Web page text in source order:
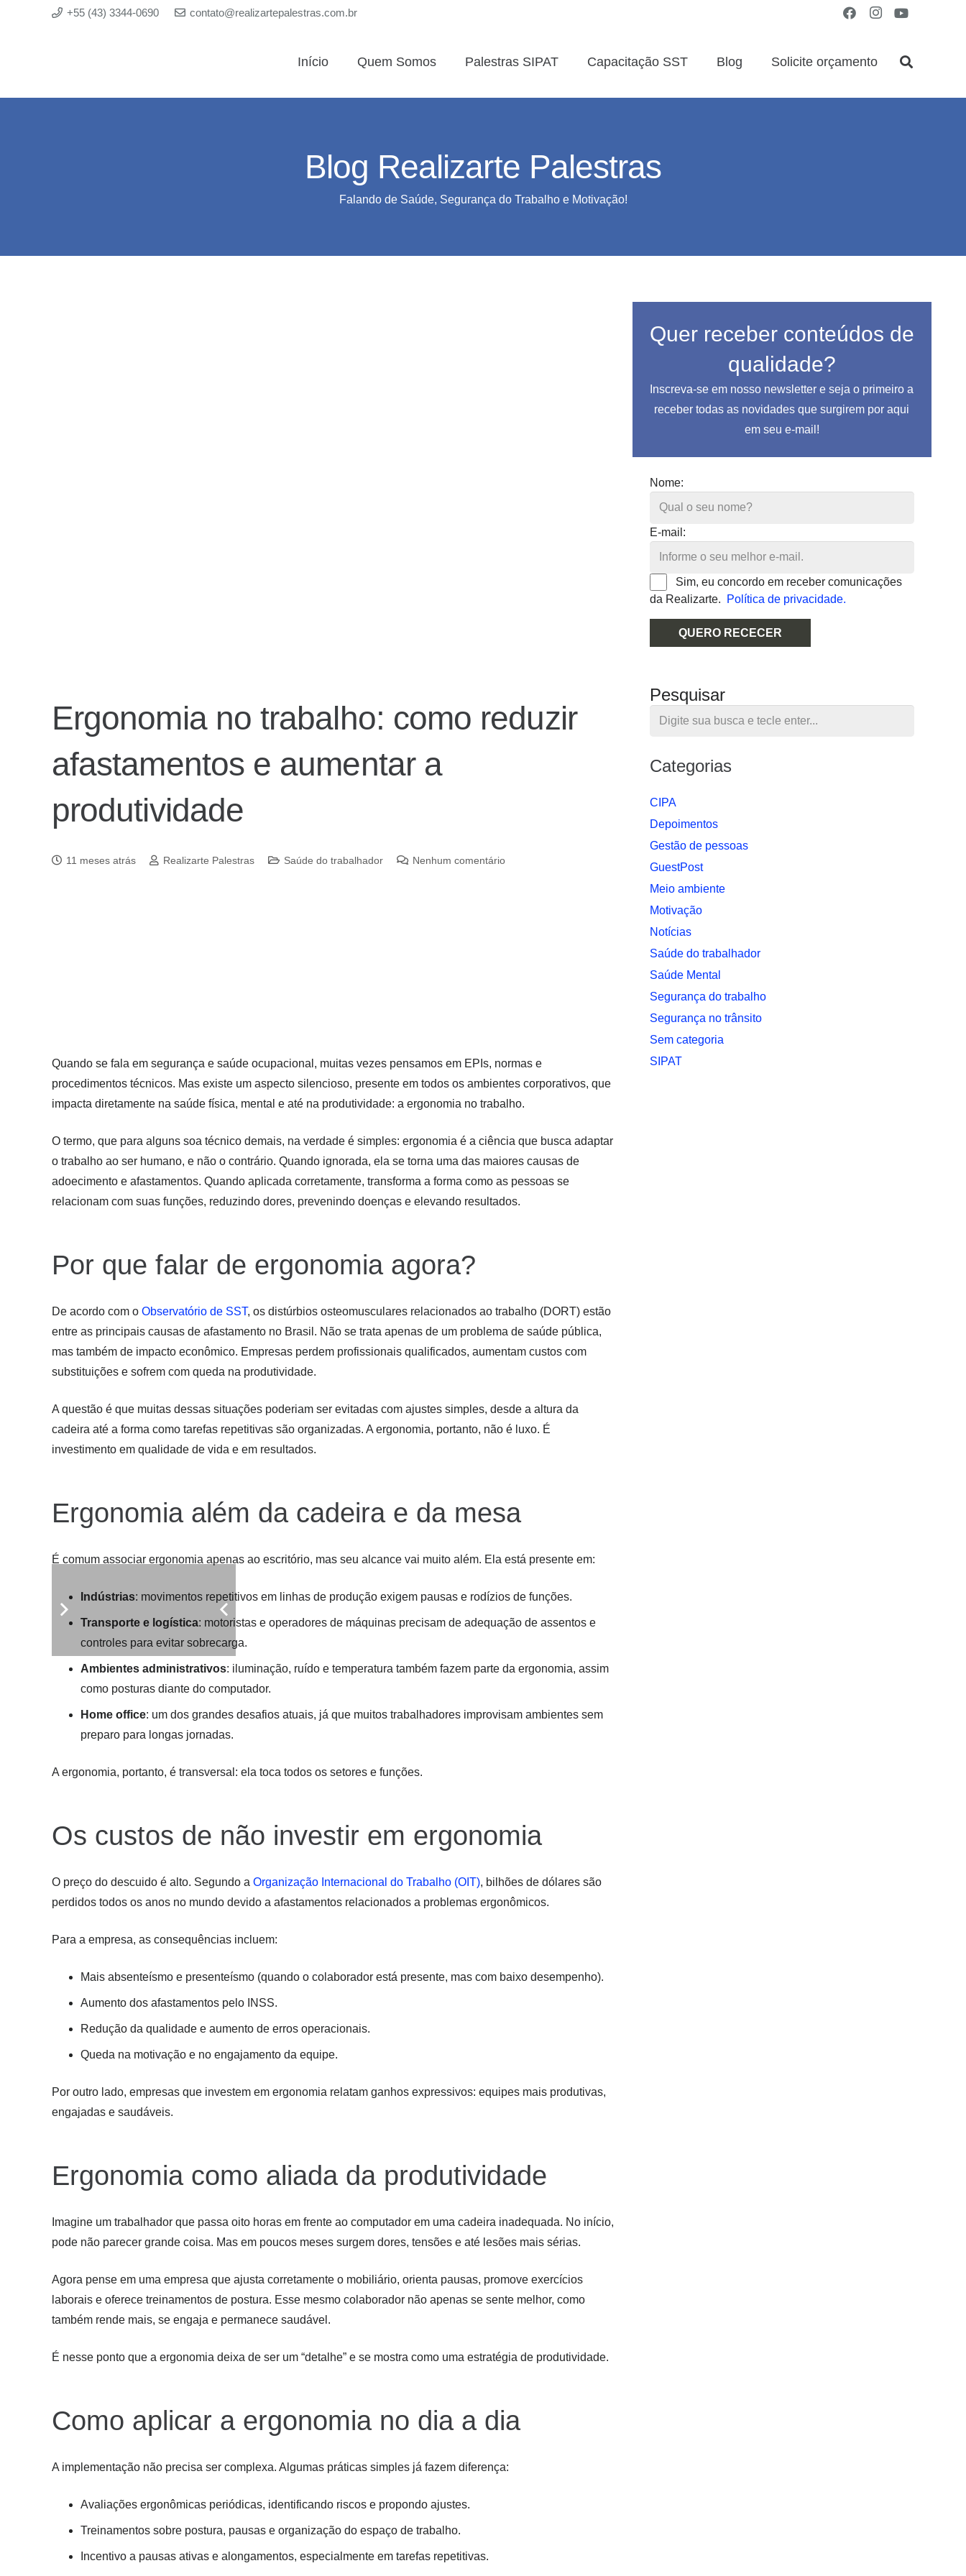
+55 (43) 3344-0690 contato@realizartepalestras.com.br
Início Quem Somos Palestras SIPAT Capacitação SST Blog Solicite orçamento
Blog Realizarte Palestras
Falando de Saúde, Segurança do Trabalho e Motivação!
Ergonomia no trabalho: como reduzir
afastamentos e aumentar a
produtividade
11 meses atrás Realizarte Palestras Saúde do trabalhador Nenhum comentário
Quando se fala em segurança e saúde ocupacional, muitas vezes pensamos em EPIs, normas e
procedimentos técnicos. Mas existe um aspecto silencioso, presente em todos os ambientes corporativos, que
impacta diretamente na saúde física, mental e até na produtividade: a ergonomia no trabalho.
O termo, que para alguns soa técnico demais, na verdade é simples: ergonomia é a ciência que busca adaptar
o trabalho ao ser humano, e não o contrário. Quando ignorada, ela se torna uma das maiores causas de
adoecimento e afastamentos. Quando aplicada corretamente, transforma a forma como as pessoas se
relacionam com suas funções, reduzindo dores, prevenindo doenças e elevando resultados.
Por que falar de ergonomia agora?
De acordo com o Observatório de SST, os distúrbios osteomusculares relacionados ao trabalho (DORT) estão
entre as principais causas de afastamento no Brasil. Não se trata apenas de um problema de saúde pública,
mas também de impacto econômico. Empresas perdem profissionais qualificados, aumentam custos com
substituições e sofrem com queda na produtividade.
A questão é que muitas dessas situações poderiam ser evitadas com ajustes simples, desde a altura da
cadeira até a forma como tarefas repetitivas são organizadas. A ergonomia, portanto, não é luxo. É
investimento em qualidade de vida e em resultados.
Ergonomia além da cadeira e da mesa
É comum associar ergonomia apenas ao escritório, mas seu alcance vai muito além. Ela está presente em:
Indústrias: movimentos repetitivos em linhas de produção exigem pausas e rodízios de funções.
Transporte e logística: motoristas e operadores de máquinas precisam de adequação de assentos e
controles para evitar sobrecarga.
Ambientes administrativos: iluminação, ruído e temperatura também fazem parte da ergonomia, assim
como posturas diante do computador.
Home office: um dos grandes desafios atuais, já que muitos trabalhadores improvisam ambientes sem
preparo para longas jornadas.
A ergonomia, portanto, é transversal: ela toca todos os setores e funções.
Os custos de não investir em ergonomia
O preço do descuido é alto. Segundo a Organização Internacional do Trabalho (OIT), bilhões de dólares são
perdidos todos os anos no mundo devido a afastamentos relacionados a problemas ergonômicos.
Para a empresa, as consequências incluem:
Mais absenteísmo e presenteísmo (quando o colaborador está presente, mas com baixo desempenho).
Aumento dos afastamentos pelo INSS.
Redução da qualidade e aumento de erros operacionais.
Queda na motivação e no engajamento da equipe.
Por outro lado, empresas que investem em ergonomia relatam ganhos expressivos: equipes mais produtivas,
engajadas e saudáveis.
Ergonomia como aliada da produtividade
Imagine um trabalhador que passa oito horas em frente ao computador em uma cadeira inadequada. No início,
pode não parecer grande coisa. Mas em poucos meses surgem dores, tensões e até lesões mais sérias.
Agora pense em uma empresa que ajusta corretamente o mobiliário, orienta pausas, promove exercícios
laborais e oferece treinamentos de postura. Esse mesmo colaborador não apenas se sente melhor, como
também rende mais, se engaja e permanece saudável.
É nesse ponto que a ergonomia deixa de ser um “detalhe” e se mostra como uma estratégia de produtividade.
Como aplicar a ergonomia no dia a dia
A implementação não precisa ser complexa. Algumas práticas simples já fazem diferença:
Avaliações ergonômicas periódicas, identificando riscos e propondo ajustes.
Treinamentos sobre postura, pausas e organização do espaço de trabalho.
Incentivo a pausas ativas e alongamentos, especialmente em tarefas repetitivas.
Quer receber conteúdos de
qualidade?
Inscreva-se em nosso newsletter e seja o primeiro a
receber todas as novidades que surgirem por aqui
em seu e-mail!
Nome:
E-mail:
Sim, eu concordo em receber comunicações
da Realizarte.
Política de privacidade.
QUERO RECECER
Pesquisar
Categorias
CIPA
Depoimentos
Gestão de pessoas
GuestPost
Meio ambiente
Motivação
Notí­cias
Saúde do trabalhador
Saúde Mental
Segurança do trabalho
Segurança no trânsito
Sem categoria
SIPAT